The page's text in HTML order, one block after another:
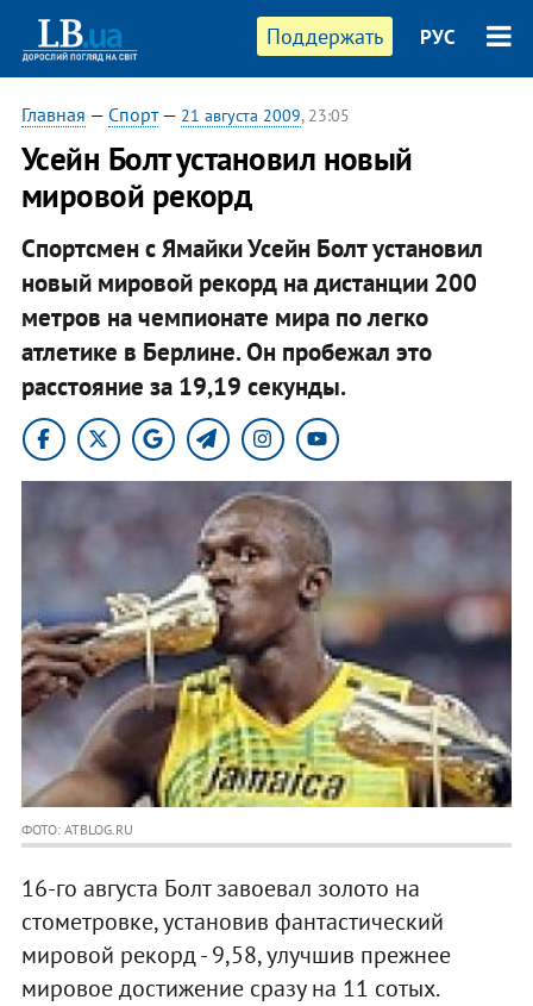
Поддержать РУС
Главная — Спорт— 21 августа 2009, 23:05
Усейн Болт установил новый
мировой рекорд
Спортсмен с Ямайки Усейн Болт установил
новый мировой рекорд на дистанции 200
метров на чемпионате мира по легко
атлетике в Берлине. Он пробежал это
расстояние за 19,19 секунды.
ФОТО: ATBLOG.RU
16-го августа Болт завоевал золото на
стометровке, установив фантастический
мировой рекорд - 9,58, улучшив прежнее
мировое достижение сразу на 11 сотых.